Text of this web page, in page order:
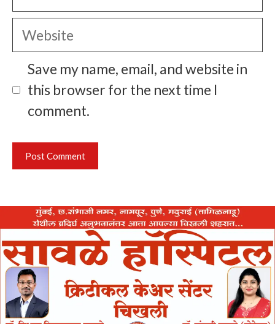
Website
Save my name, email, and website in
this browser for the next time I
comment.